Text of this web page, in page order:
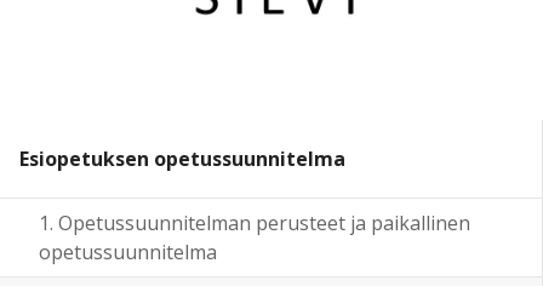
Esiopetuksen opetussuunnitelma
1. Opetussuunnitelman perusteet ja paikallinen
opetussuunnitelma